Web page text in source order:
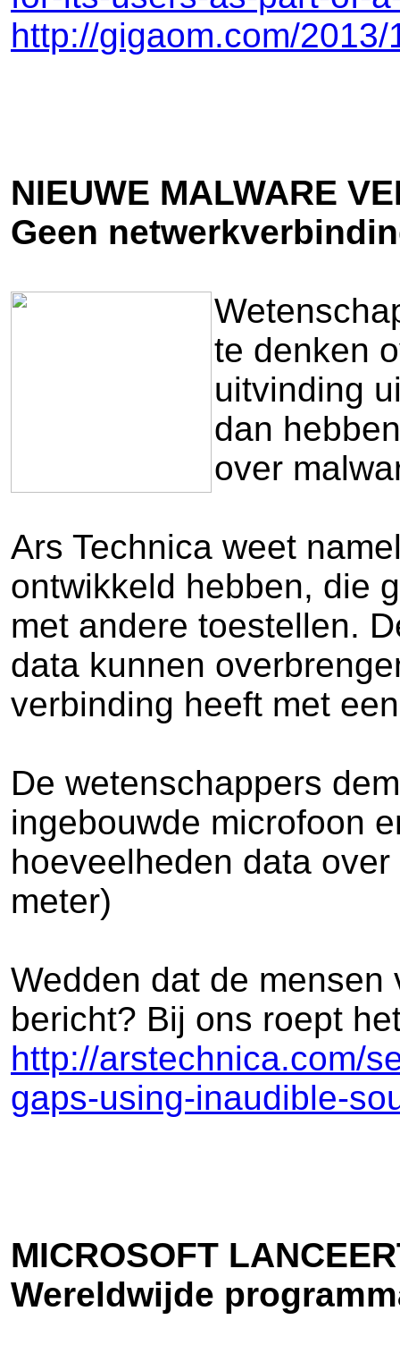
http://gigaom.com/
NIEUWE MALWARE
Geen
te denken
uitvinding
dan
over
Ars Technica weet
ontwikkeld hebben, die
met andere toestellen.
data kunnen
verbinding heeft met
De wetenschappers
ingebouwde microfoon
hoeveelheden data
meter)
Wedden dat de
bericht? Bij ons roept
http://arstechnica.com/
gaps-using-inaudible-
MICROSOFT
Wereldwijde